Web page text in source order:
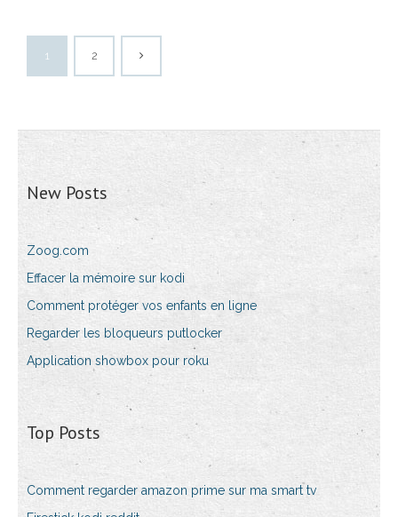
1 2
New Posts
Zoog.com
Effacer la mémoire sur kodi
Comment protéger vos enfants en ligne
Regarder les bloqueurs putlocker
Application showbox pour roku
Top Posts
Comment regarder amazon prime sur ma smart tv